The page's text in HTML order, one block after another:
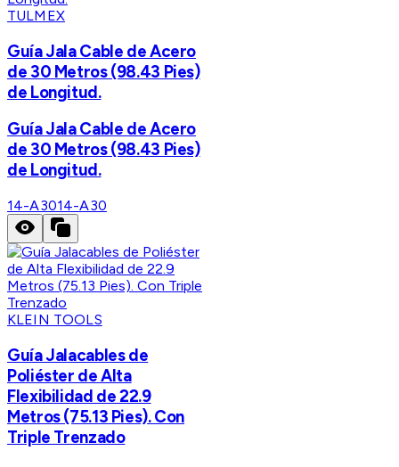
TULMEX
Guía Jala Cable de Acero
de 30 Metros (98.43 Pies)
de Longitud.
Guía Jala Cable de Acero
de 30 Metros (98.43 Pies)
de Longitud.
14-A3014-A30
KLEIN TOOLS
Guía Jalacables de
Poliéster de Alta
Flexibilidad de 22.9
Metros (75.13 Pies). Con
Triple Trenzado